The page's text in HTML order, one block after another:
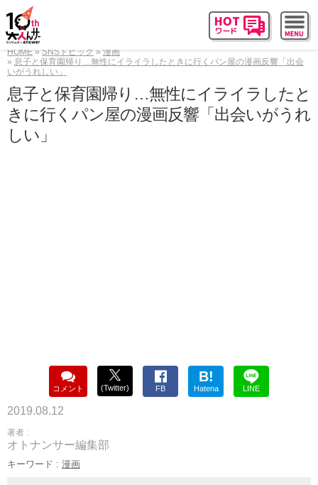
HOME SNSトピック
漫画
息子と保育園帰り…無性にイライラしたときに行くパン屋の漫画反響「出会
いがうれしい」
息子と保育園帰り…無性にイライラしたと
きに行くパン屋の漫画反響「出会いがうれ
しい」
コメント (Twitter) FB
B!
Hatena LINE
2019.08.12
著者 :
オトナンサー編集部
キーワード : 漫画